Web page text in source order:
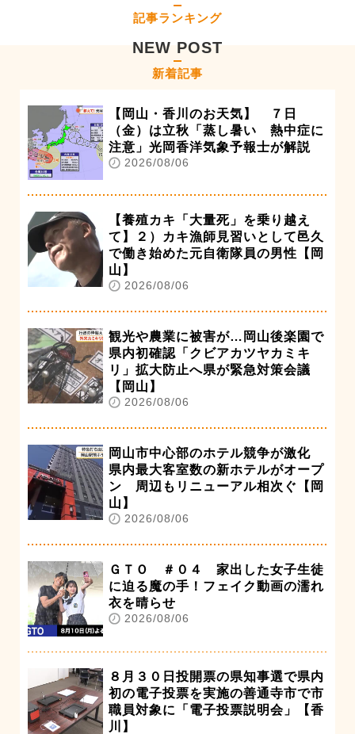
記事ランキング
NEW POST
新着記事
【岡山・香川のお天気】 ７日
（金）は立秋「蒸し暑い 熱中症に
注意」光岡香洋気象予報士が解説
2026/08/06
【養殖カキ「大量死」を乗り越え
て】２）カキ漁師見習いとして邑久
で働き始めた元自衛隊員の男性【岡
山】
2026/08/06
観光や農業に被害が…岡山後楽園で
県内初確認「クビアカツヤカミキ
リ」拡大防止へ県が緊急対策会議
【岡山】
2026/08/06
岡山市中心部のホテル競争が激化
県内最大客室数の新ホテルがオープ
ン 周辺もリニューアル相次ぐ【岡
山】
2026/08/06
ＧＴＯ ＃０４ 家出した女子生徒
に迫る魔の手！フェイク動画の濡れ
衣を晴らせ
2026/08/06
８月３０日投開票の県知事選で県内
初の電子投票を実施の善通寺市で市
職員対象に「電子投票説明会」【香
川】